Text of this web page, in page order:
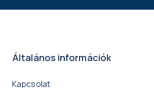
Általános információk
Kapcsolat